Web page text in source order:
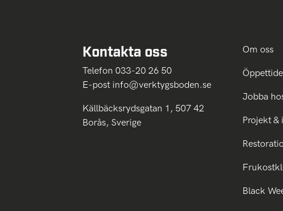
Kontakta oss
Telefon 033-20 26 50
E-post info@verktygsboden.se
Källbäcksrydsgatan 1, 507 42
Borås, Sverige
Om oss
Jobba
Projekt &
Black